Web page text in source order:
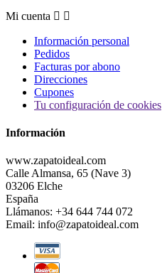
Mi cuenta  
Información personal
Pedidos
Facturas por abono
Direcciones
Cupones
Tu configuración de cookies
Información
www.zapatoideal.com
Calle Almansa, 65 (Nave 3)
03206 Elche
España
Llámanos: +34 644 744 072
Email: info@zapatoideal.com